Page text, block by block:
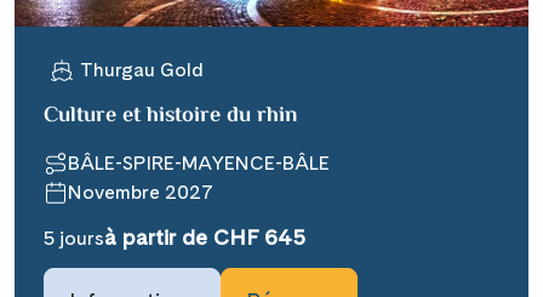
Thurgau Gold
Culture et histoire du rhin
BÂLE-SPIRE-MAYENCE-BÂLE
Novembre 2027
5 joursà partir de CHF 645